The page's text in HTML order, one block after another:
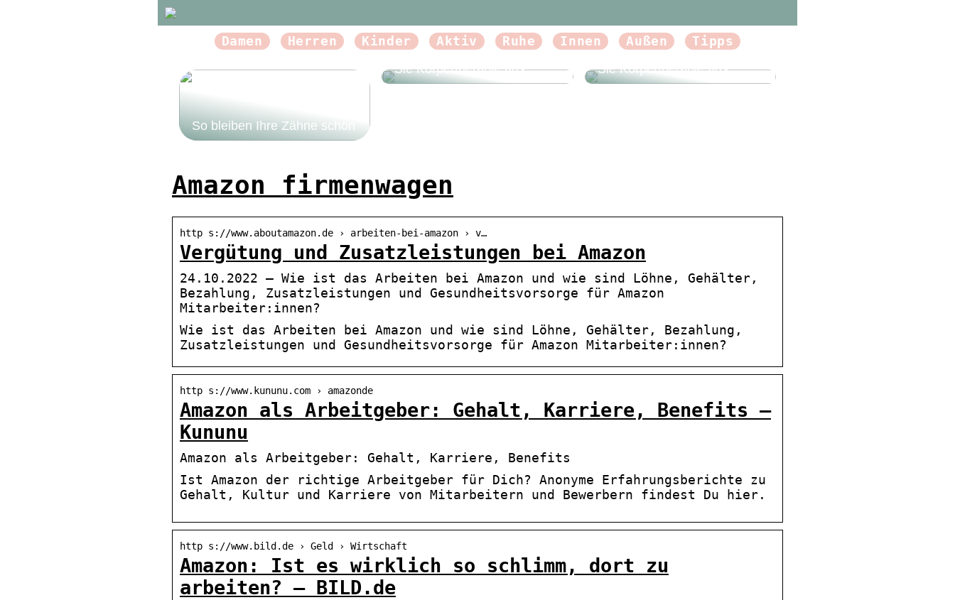
Damen Herren Kinder Aktiv Ruhe Innen Außen Tipps
So bleiben Ihre Zähne schön
Beautyforum.dk Tun Sie sich
Sie Körpertherapie aus
Beautyforum.dk Tun Sie sich
Sie Körpertherapie aus
Amazon firmenwagen
http s://www.aboutamazon.de › arbeiten-bei-amazon › v…
Vergütung und Zusatzleistungen bei Amazon
24.10.2022 — Wie ist das Arbeiten bei Amazon und wie sind Löhne, Gehälter,
Bezahlung, Zusatzleistungen und Gesundheitsvorsorge für Amazon
Mitarbeiter:innen?
Wie ist das Arbeiten bei Amazon und wie sind Löhne, Gehälter, Bezahlung,
Zusatzleistungen und Gesundheitsvorsorge für Amazon Mitarbeiter:innen?
http s://www.kununu.com › amazonde
Amazon als Arbeitgeber: Gehalt, Karriere, Benefits –
Kununu
Amazon als Arbeitgeber: Gehalt, Karriere, Benefits
Ist Amazon der richtige Arbeitgeber für Dich? Anonyme Erfahrungsberichte zu
Gehalt, Kultur und Karriere von Mitarbeitern und Bewerbern findest Du hier.
http s://www.bild.de › Geld › Wirtschaft
Amazon: Ist es wirklich so schlimm, dort zu
arbeiten? – BILD.de